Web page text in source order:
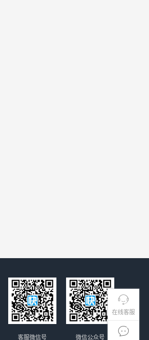
在线客服
微信公众号
客服微信号